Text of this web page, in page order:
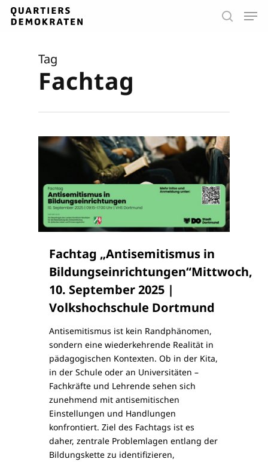
Skip
Tag
Fachtag
Fachtag „Antisemitismus in
Bildungseinrichtungen“Mittwoch,
10. September 2025 |
Volkshochschule Dortmund
Antisemitismus ist kein Randphänomen,
sondern eine wiederkehrende Realität in
pädagogischen Kontexten. Ob in der Kita,
in der Schule oder an Universitäten –
Fachkräfte und Lehrende sehen sich
zunehmend mit antisemitischen
Einstellungen und Handlungen
konfrontiert. Ziel des Fachtags ist es
daher, zentrale Problemlagen entlang der
Bildungskette zu identifizieren,